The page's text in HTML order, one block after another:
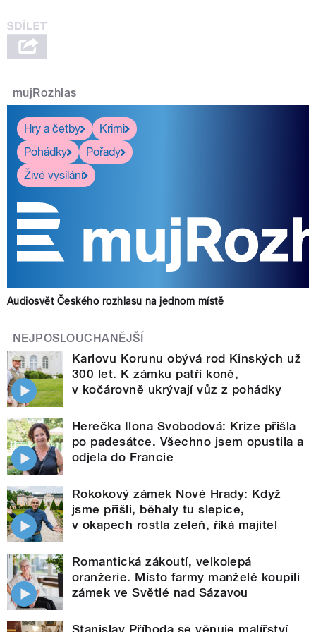
mujRozhlas
Hry a četby
Krimi
Pohádky
Pořady
Živé vysílání
Audiosvět Českého rozhlasu na jednom místě
NEJPOSLOUCHANĚJŠÍ
Karlovu Korunu obývá rod Kinských už
300 let. K zámku patří koně,
v kočárovně ukrývají vůz z pohádky
Herečka Ilona Svobodová: Krize přišla
po padesátce. Všechno jsem opustila a
odjela do Francie
Rokokový zámek Nové Hrady: Když
jsme přišli, běhaly tu slepice,
v okapech rostla zeleň, říká majitel
Romantická zákoutí, velkolepá
oranžerie. Místo farmy manželé koupili
zámek ve Světlé nad Sázavou